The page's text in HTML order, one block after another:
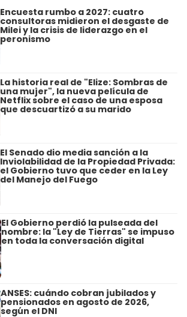
Encuesta rumbo a 2027: cuatro
consultoras midieron el desgaste de
Milei y la crisis de liderazgo en el
peronismo
La historia real de "Elize: Sombras de
una mujer", la nueva película de
Netflix sobre el caso de una esposa
que descuartizó a su marido
El Senado dio media sanción a la
Inviolabilidad de la Propiedad Privada:
el Gobierno tuvo que ceder en la Ley
del Manejo del Fuego
El Gobierno perdió la pulseada del
nombre: la "Ley de Tierras" se impuso
en toda la conversación digital
ANSES: cuándo cobran jubilados y
pensionados en agosto de 2026,
según el DNI